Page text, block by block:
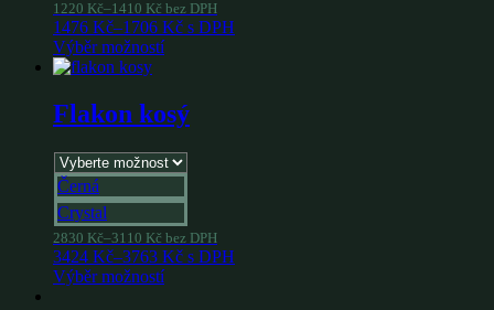
1220 Kč–1410 Kč bez DPH
1476 Kč–1706 Kč s DPH
Výběr možností
Flakon kosý
Černá
Crystal
2830 Kč–3110 Kč bez DPH
3424 Kč–3763 Kč s DPH
Výběr možností